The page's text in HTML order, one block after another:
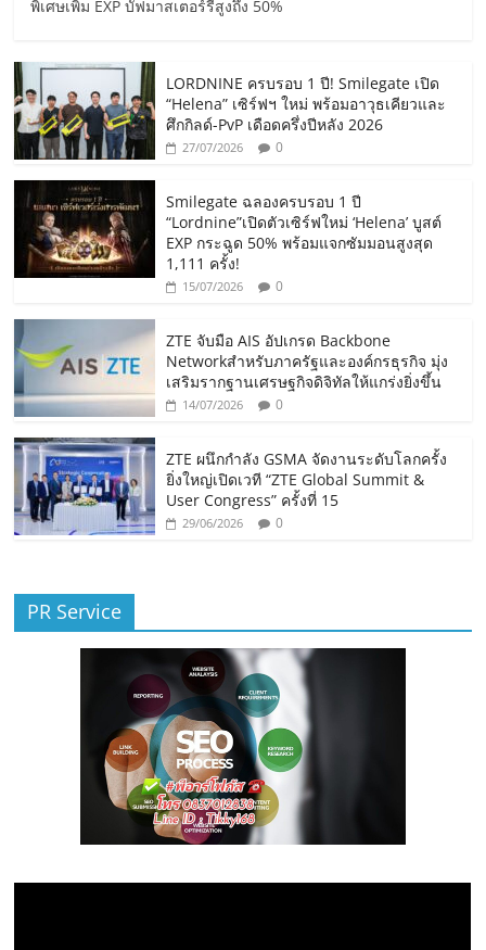
พิเศษเพิ่ม EXP บัฟมาสเตอร์รีสูงถึง 50%
LORDNINE ครบรอบ 1 ปี! Smilegate เปิด
“Helena” เซิร์ฟฯ ใหม่ พร้อมอาวุธเคียวและ
ศึกกิลด์-PvP เดือดครึ่งปีหลัง 2026
27/07/2026 0
Smilegate ฉลองครบรอบ 1 ปี
“Lordnine”เปิดตัวเซิร์ฟใหม่ ‘Helena’ บูสต์
EXP กระฉูด 50% พร้อมแจกซัมมอนสูงสุด
1,111 ครั้ง!
15/07/2026 0
ZTE จับมือ AIS อัปเกรด Backbone
Networkสำหรับภาครัฐและองค์กรธุรกิจ มุ่ง
เสริมรากฐานเศรษฐกิจดิจิทัลให้แกร่งยิ่งขึ้น
14/07/2026 0
ZTE ผนึกกำลัง GSMA จัดงานระดับโลกครั้ง
ยิ่งใหญ่เปิดเวที “ZTE Global Summit &
User Congress” ครั้งที่ 15
29/06/2026 0
PR Service